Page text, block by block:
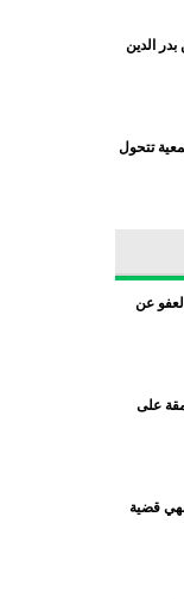
الدين
تتحول
عن
على
قضية